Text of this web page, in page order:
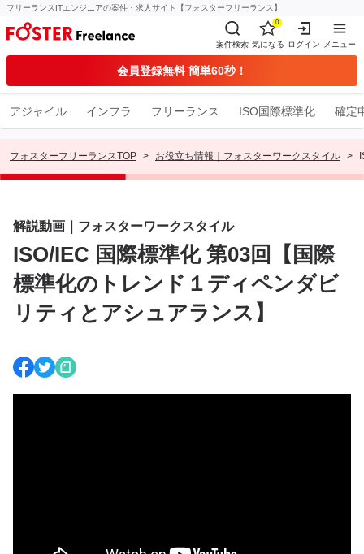
フリーランスITエンジニアの案件・求人サイト【フォスターフリーランス】
案件検索
0
気になる ログイン メニュー
会員登録無料 簡単60秒！
アジャイル インフラ フリーランス ISO国際標準化 確定
フォスターフリーランスTOP お役立ち情報｜フォスターワークスタイル
解説動画｜フォスターワークスタイル
ISO/IEC 国際標準化 第03回【国際
標準化のトレンド１ディペンダビ
リティとアシュアランス】